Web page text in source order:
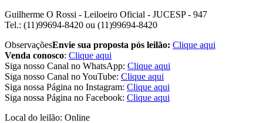
Guilherme O Rossi - Leiloeiro Oficial - JUCESP - 947
Tel.: (11)99694-8420 ou (11)99694-8420
ObservaçõesEnvie sua proposta pós leilão: Clique aqui
Venda conosco: Clique aqui
Siga nosso Canal no WhatsApp: Clique aqui
Siga nosso Canal no YouTube: Clique aqui
Siga nossa Página no Instagram: Clique aqui
Siga nossa Página no Facebook: Clique aqui
Local do leilão: Online